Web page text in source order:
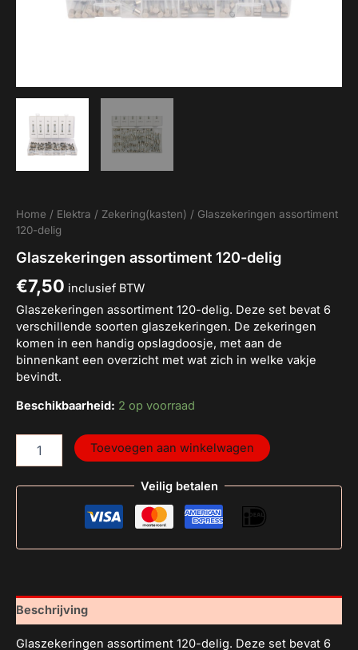
Home / Elektra / Zekering(kasten) / Glaszekeringen assortiment
120-delig
Glaszekeringen assortiment 120-delig
€7,50 inclusief BTW
Glaszekeringen assortiment 120-delig. Deze set bevat 6
verschillende soorten glaszekeringen. De zekeringen
komen in een handig opslagdoosje, met aan de
binnenkant een overzicht met wat zich in welke vakje
bevindt.
Beschikbaarheid: 2 op voorraad
Toevoegen aan winkelwagen
Veilig betalen
Beschrijving
Glaszekeringen assortiment 120-delig. Deze set bevat 6